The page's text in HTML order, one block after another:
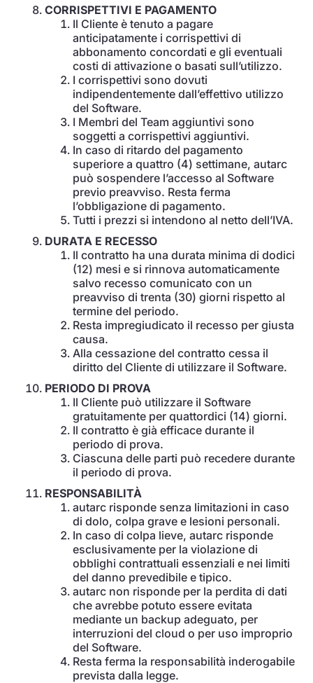
CORRISPETTIVI E PAGAMENTO
Il Cliente è tenuto a pagare
anticipatamente i corrispettivi di
abbonamento concordati e gli eventuali
costi di attivazione o basati sull’utilizzo.
I corrispettivi sono dovuti
indipendentemente dall’effettivo utilizzo
del Software.
I Membri del Team aggiuntivi sono
soggetti a corrispettivi aggiuntivi.
In caso di ritardo del pagamento
superiore a quattro (4) settimane, autarc
può sospendere l’accesso al Software
previo preavviso. Resta ferma
l’obbligazione di pagamento.
Tutti i prezzi si intendono al netto dell’IVA.
DURATA E RECESSO
Il contratto ha una durata minima di dodici
(12) mesi e si rinnova automaticamente
salvo recesso comunicato con un
preavviso di trenta (30) giorni rispetto al
termine del periodo.
Resta impregiudicato il recesso per giusta
causa.
Alla cessazione del contratto cessa il
diritto del Cliente di utilizzare il Software.
PERIODO DI PROVA
Il Cliente può utilizzare il Software
gratuitamente per quattordici (14) giorni.
Il contratto è già efficace durante il
periodo di prova.
Ciascuna delle parti può recedere durante
il periodo di prova.
RESPONSABILITÀ
autarc risponde senza limitazioni in caso
di dolo, colpa grave e lesioni personali.
In caso di colpa lieve, autarc risponde
esclusivamente per la violazione di
obblighi contrattuali essenziali e nei limiti
del danno prevedibile e tipico.
autarc non risponde per la perdita di dati
che avrebbe potuto essere evitata
mediante un backup adeguato, per
interruzioni del cloud o per uso improprio
del Software.
Resta ferma la responsabilità inderogabile
prevista dalla legge.